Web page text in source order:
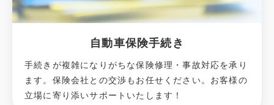
自動車保険手続き
手続きが複雑になりがちな保険修理・事故対応を承り
ます。保険会社との交渉もお任せください。お客様の
立場に寄り添いサポートいたします！